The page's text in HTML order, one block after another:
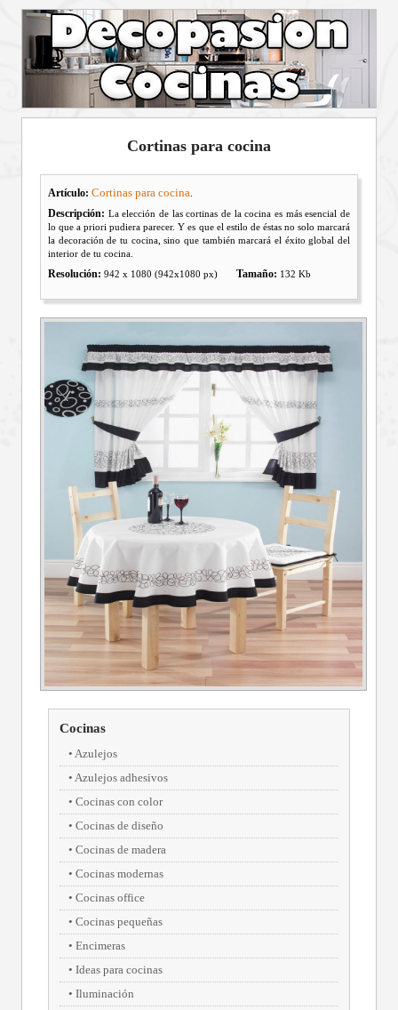
Cortinas para cocina
Artículo: Cortinas para cocina.
Descripción: La elección de las cortinas de la cocina es más esencial de
lo que a priori pudiera parecer. Y es que el estilo de éstas no solo marcará
la decoración de tu cocina, sino que también marcará el éxito global del
interior de tu cocina.
Resolución: 942 x 1080 (942x1080 px) Tamaño: 132 Kb
Cocinas
Azulejos
Azulejos adhesivos
Cocinas con color
Cocinas de diseño
Cocinas de madera
Cocinas modernas
Cocinas office
Cocinas pequeñas
Encimeras
Ideas para cocinas
Iluminación